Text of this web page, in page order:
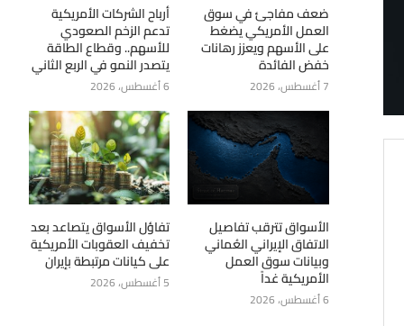
ضعف مفاجئ في سوق
العمل الأمريكي يضغط
على الأسهم ويعزز رهانات
خفض الفائدة
7 أغسطس، 2026
أرباح الشركات الأمريكية
تدعم الزخم الصعودي
للأسهم.. وقطاع الطاقة
يتصدر النمو في الربع الثاني
6 أغسطس، 2026
الأسواق تترقب تفاصيل
الاتفاق الإيراني العُماني
وبيانات سوق العمل
الأمريكية غداً
6 أغسطس، 2026
تفاؤل الأسواق يتصاعد بعد
تخفيف العقوبات الأمريكية
على كيانات مرتبطة بإيران
5 أغسطس، 2026